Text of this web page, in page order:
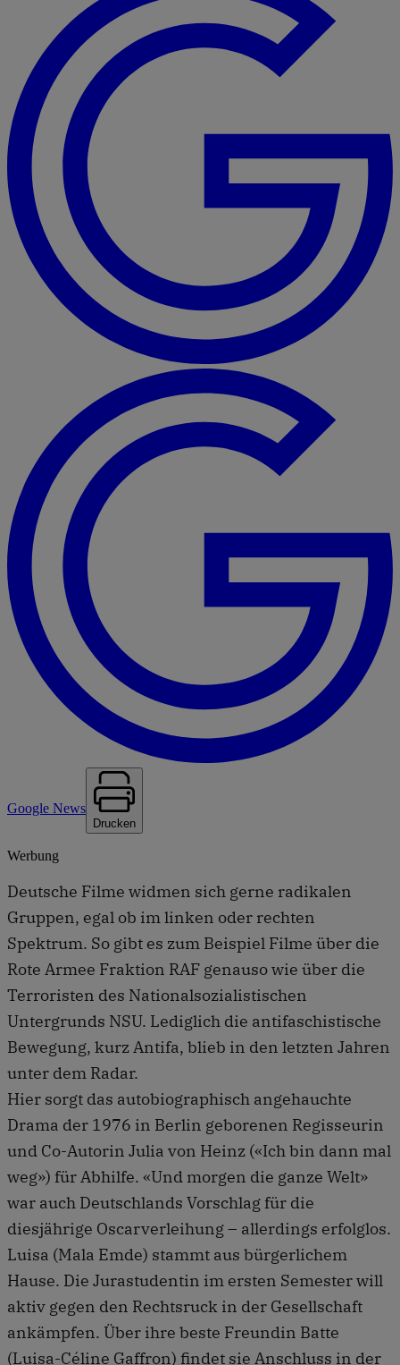
Google News
Drucken
Werbung
Deutsche Filme widmen sich gerne radikalen
Gruppen, egal ob im linken oder rechten
Spektrum. So gibt es zum Beispiel Filme über die
Rote Armee Fraktion RAF genauso wie über die
Terroristen des Nationalsozialistischen
Untergrunds NSU. Lediglich die antifaschistische
Bewegung, kurz Antifa, blieb in den letzten Jahren
unter dem Radar.
Hier sorgt das autobiographisch angehauchte
Drama der 1976 in Berlin geborenen Regisseurin
und Co-Autorin Julia von Heinz («Ich bin dann mal
weg») für Abhilfe. «Und morgen die ganze Welt»
war auch Deutschlands Vorschlag für die
diesjährige Oscarverleihung – allerdings erfolglos.
Luisa (Mala Emde) stammt aus bürgerlichem
Hause. Die Jurastudentin im ersten Semester will
aktiv gegen den Rechtsruck in der Gesellschaft
ankämpfen. Über ihre beste Freundin Batte
(Luisa-Céline Gaffron) findet sie Anschluss in der